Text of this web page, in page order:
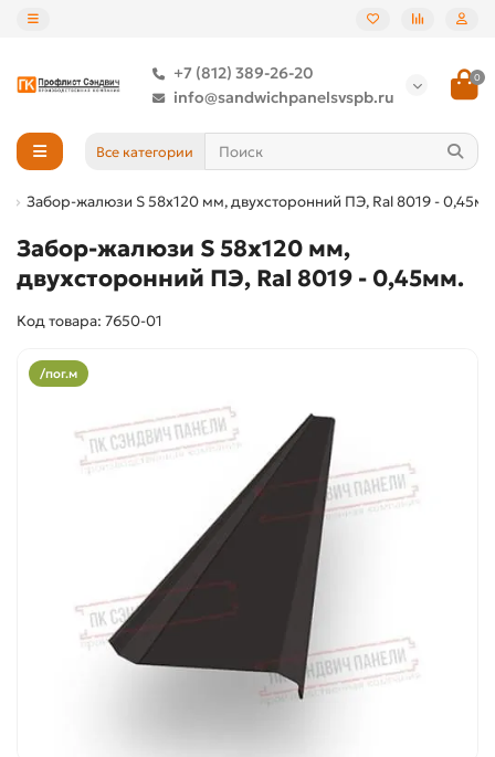
+7 (812) 389-26-20
info@sandwichpanelsvspb.ru
0
Все категории
Забор-жалюзи S 58х120 мм, двухсторонний ПЭ, Ral 8019 -
Забор-жалюзи S 58х120 мм,
двухсторонний ПЭ, Ral 8019 - 0,45мм.
Код товара: 7650-01
/пог.м